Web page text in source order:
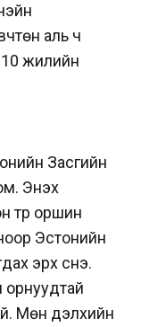
аль ч
10 жилийн
Засгийн
Энэхүү
түр оршин
Эстонийн
эрх үүснэ.
орнуудтай
Мөн дэлхийн